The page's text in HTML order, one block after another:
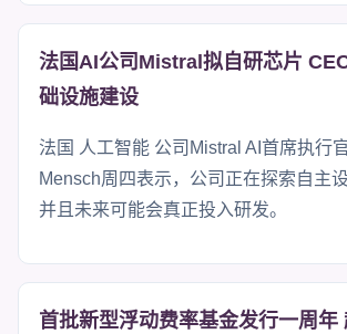
法国AI公司Mistral拟自研芯片
础设施建设
法国 人工智能 公司Mistral AI首席执行
Mensch周四表示，公司正在探索自主设
并且未来可能会真正投入研发。
首批新型浮动费率基金发行一周年